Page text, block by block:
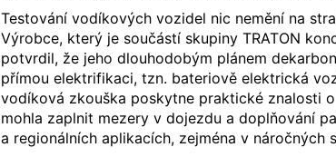
Testování vodíkových vozidel nic nemění na
Výrobce, který je součástí skupiny TRATON
potvrdil, že jeho dlouhodobým plánem
přímou elektrifikaci, tzn. bateriově elektrická
vodíková zkouška poskytne praktické znalosti
mohla zaplnit mezery v dojezdu a doplňování
a regionálních aplikacích, zejména v náročných